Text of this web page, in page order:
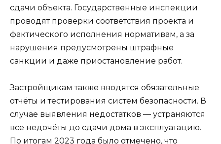
сдачи объекта. Государственные инспекции
проводят проверки соответствия проекта и
фактического исполнения нормативам, а за
нарушения предусмотрены штрафные
санкции и даже приостановление работ.
Застройщикам также вводятся обязательные
отчёты и тестирования систем безопасности. В
случае выявления недостатков — устраняются
все недочёты до сдачи дома в эксплуатацию.
По итогам 2023 года было отмечено, что